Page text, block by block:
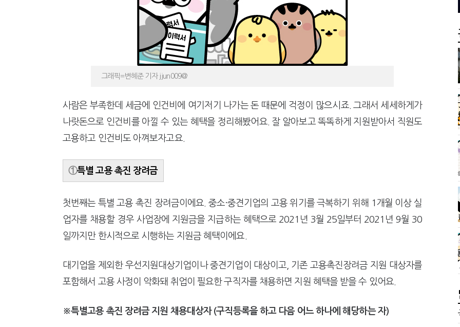
그래픽=변혜준 기자 jjun009@
사람은 부족한데 세금에 인건비에 여기저기 나가는 돈 때문에 걱정이 많으시죠. 그래서 세세하게가
나랏돈으로 인건비를 아낄 수 있는 혜택을 정리해봤어요. 잘 알아보고 똑똑하게 지원받아서 직원도
고용하고 인건비도 아껴보자고요.
①특별 고용 촉진 장려금
첫번째는 특별 고용 촉진 장려금이에요. 중소·중견기업의 고용 위기를 극복하기 위해 1개월 이상 실
업자를 채용할 경우 사업장에 지원금을 지급하는 혜택으로 2021년 3월 25일부터 2021년 9월 30
일까지만 한시적으로 시행하는 지원금 혜택이에요.
대기업을 제외한 우선지원대상기업이나 중견기업이 대상이고, 기존 고용촉진장려금 지원 대상자를
포함해서 고용 사정이 악화돼 취업이 필요한 구직자를 채용하면 지원 혜택을 받을 수 있어요.
※특별고용 촉진 장려금 지원 채용대상자 (구직등록을 하고 다음 어느 하나에 해당하는 자)